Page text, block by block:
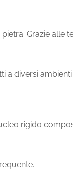
Grazie alle
a diversi ambienti
rigido